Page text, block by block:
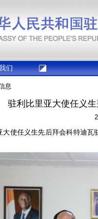
们
息
驻利比里亚大使任义
任义生先后拜会科特迪瓦